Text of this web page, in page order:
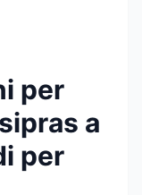
per
a
per